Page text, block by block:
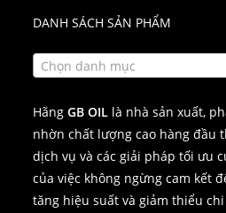
DANH SÁCH SẢN PHẨM
Chọn danh mục
HãngGB OIL là nhà sản xuất,
nhờn chất lượng cao hàng đầu
dịch vụ và các giải pháp tối ưu
của việc không ngừng cam kết
tăng hiệu suất và giảm thiểu